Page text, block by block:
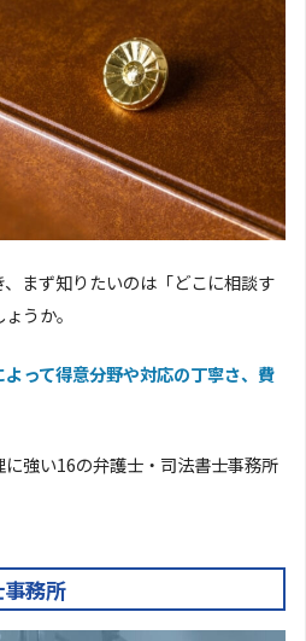
まず知りたいのは「どこに相談す
うか。
よって得意分野や対応の丁寧さ、費
強い16の弁護士・司法書士事務所
務所